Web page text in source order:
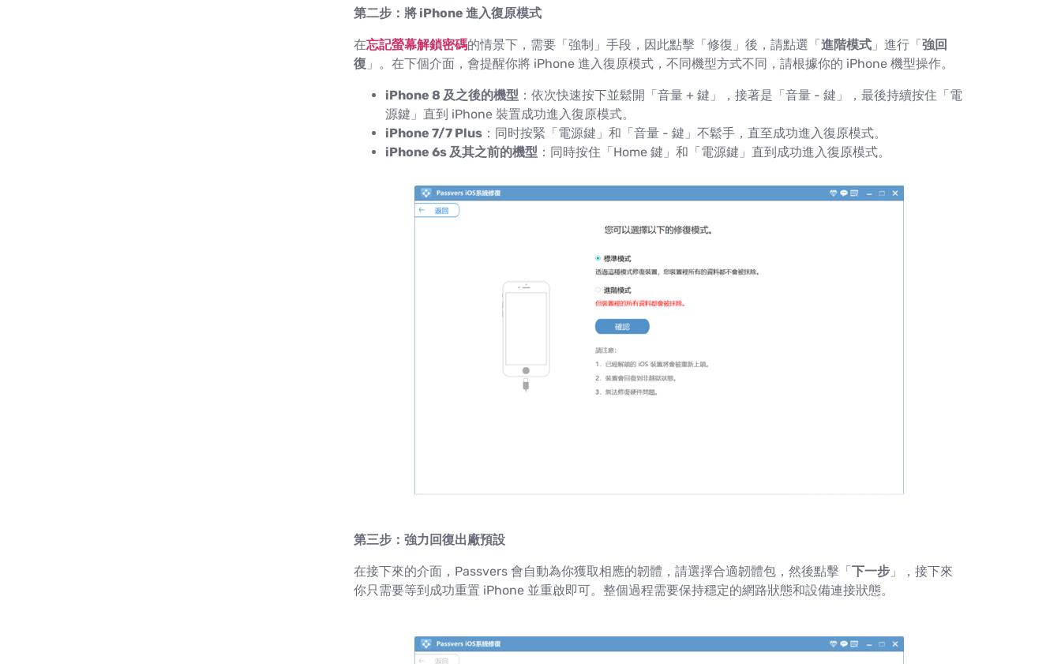
第二步：將 iPhone 進入復原模式
在忘記螢幕解鎖密碼的情景下，需要「強制」手段，因此點擊「修復」後，請點選「進階模式」進行「強回
復 」。在下個介面，會提醒你將 iPhone 進入復原模式，不同機型方式不同，請根據你的 iPhone 機型操作。
iPhone 8 及之後的機型 ：依次快速按下並鬆開「音量 + 鍵」，接著是「音量 - 鍵」，最後持續按住「電
源鍵」直到 iPhone 裝置成功進入復原模式。
iPhone 7/7 Plus：同时按緊「電源鍵」和「音量 - 鍵」不鬆手，直至成功進入復原模式。
iPhone 6s 及其之前的機型 ：同時按住「Home 鍵」和「電源鍵」直到成功進入復原模式。
第三步：強力回復出廠預設
在接下來的介面，Passvers 會自動為你獲取相應的韌體，請選擇合適韌體包，然後點擊「下一步」，接下來
你只需要等到成功重置 iPhone 並重啟即可。整個過程需要保持穩定的網路狀態和設備連接狀態。